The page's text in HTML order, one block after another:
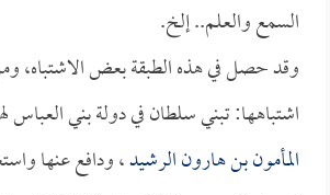
السمع والعلم.. إلخ.
وقد حصل في هذه الطبقة بعض
اشتباهها: تبني سلطان في دولة بني العباس
المأمون بن هارون الرشيد، ودافع عنها